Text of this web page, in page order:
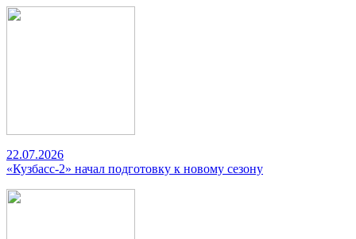
22.07.2026
«Кузбасс-2» начал подготовку к новому сезону